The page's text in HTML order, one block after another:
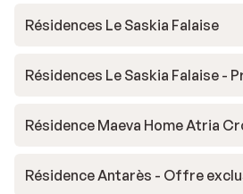
Résidences Le Saskia Falaise
Résidences Le Saskia Falaise -
Résidence Maeva Home Atria
Résidence Antarès - Offre